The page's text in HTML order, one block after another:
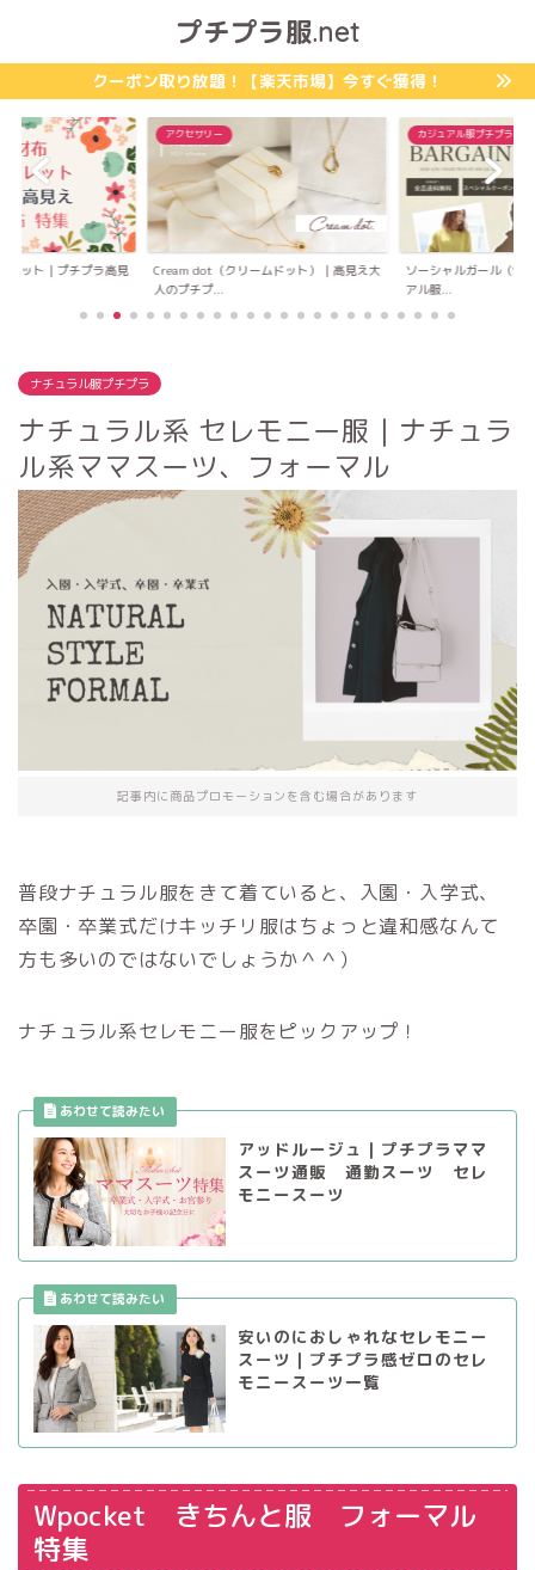
プチプラ服.net
クーポン取り放題！【楽天市場】今すぐ獲得！
レット｜プチプラ高見
アクセサリー
Cream dot（クリームドット）｜高見え大
人のプチプ...
カジュアル服プチプラ
ソーシャルガール（
アル服...
ナチュラル服プチプラ
ナチュラル系 セレモニー服｜ナチュラ
ル系ママスーツ、フォーマル
記事内に商品プロモーションを含む場合があります
普段ナチュラル服をきて着ていると、入園・入学式、
卒園・卒業式だけキッチリ服はちょっと違和感なんて
方も多いのではないでしょうか＾＾）
ナチュラル系セレモニー服をピックアップ！
アッドルージュ｜プチプラママ
スーツ通販 通勤スーツ セレ
モニースーツ
安いのにおしゃれなセレモニー
スーツ｜プチプラ感ゼロのセレ
モニースーツ一覧
Wpocket きちんと服 フォーマル
特集